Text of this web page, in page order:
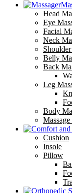
Head
Eye
Facial
Neck
Belly
Back
Leg
Body
Cushion
Insole
Pillow